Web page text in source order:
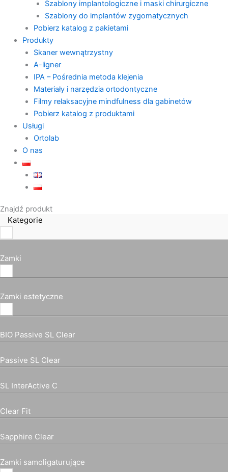
Szablony implantologiczne i maski chirurgiczne
Szablony do implantów zygomatycznych
Pobierz katalog z pakietami
Produkty
Skaner wewnątrzystny
A-ligner
IPA – Pośrednia metoda klejenia
Materiały i narzędzia ortodontyczne
Filmy relaksacyjne mindfulness dla gabinetów
Pobierz katalog z produktami
Usługi
Ortolab
O nas
Znajdź produkt
Kategorie
Zamki
Zamki estetyczne
BIO Passive SL Clear
Passive SL Clear
SL InterActive C
Clear Fit
Sapphire Clear
Zamki samoligaturujące